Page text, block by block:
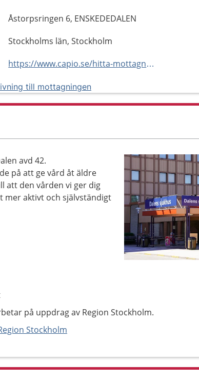
Åstorpsringen 6, ENSKEDEDALEN
Stockholms län, Stockholm
https://www.capio.se/hitta-mottagning/specialistvard/geriatrik/dalen/
till mottagningen
avd 42.
på att ge vård åt äldre
att den vården vi ger dig
mer aktivt och självständigt
på uppdrag av Region Stockholm.
Stockholm